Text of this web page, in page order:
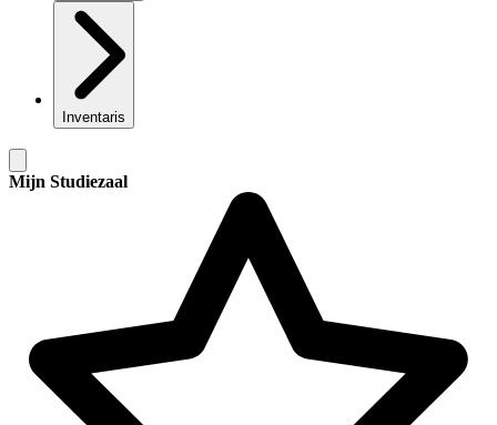
Inventaris
Mijn Studiezaal